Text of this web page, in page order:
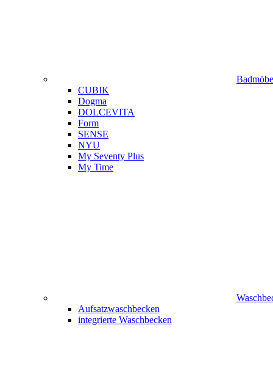
CUBIK
Dogma
DOLCEVITA
Form
SENSE
NYU
My Seventy Plus
My Time
Aufsatzwaschbecken
integrierte Waschbecken